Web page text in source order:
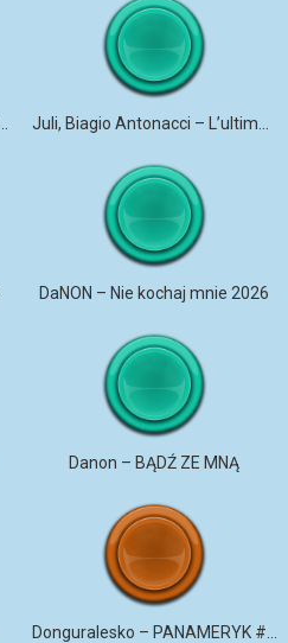
DaNON – Nie kochaj mnie 2026
Danon – BĄDŹ ZE MNĄ